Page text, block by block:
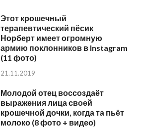
Этот крошечный
терапевтический пёсик
Норберт имеет огромную
армию поклонников в Instagram
(11 фото)
21.11.2019
Молодой отец воссоздаёт
выражения лица своей
крошечной дочки, когда та пьёт
молоко (8 фото + видео)